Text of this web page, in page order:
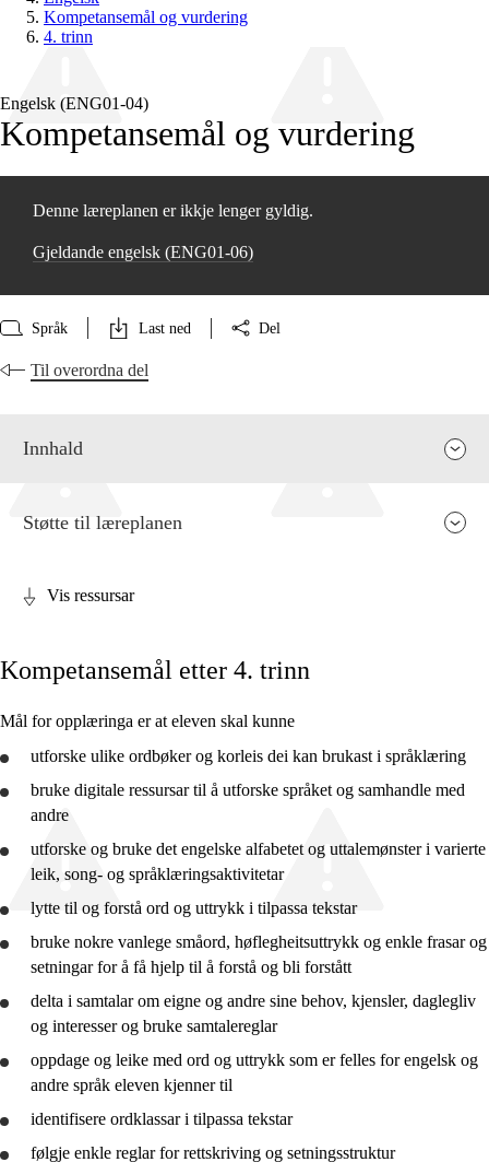
Kompetansemål og vurdering
4. trinn
Engelsk (ENG01‑04)
Kompetansemål og vurdering
Denne læreplanen er ikkje lenger gyldig.
Gjeldande engelsk (ENG01‑06)
Språk Last ned Del
Til overordna del
Innhald
Kjerneelement
Tverrfaglege tema
Grunnleggjande ferdigheiter
2. trinn
4. trinn
7. trinn
10. trinn
Vg1 SF
Støtte til læreplanen
Vis ressursar
Kompetansemål etter 4. trinn
Mål for opplæringa er at eleven skal kunne
utforske ulike ordbøker og korleis dei kan brukast i språklæring
bruke digitale ressursar til å utforske språket og samhandle med
andre
utforske og bruke det engelske alfabetet og uttalemønster i varierte
leik, song- og språklæringsaktivitetar
lytte til og forstå ord og uttrykk i tilpassa tekstar
bruke nokre vanlege småord, høflegheitsuttrykk og enkle frasar og
setningar for å få hjelp til å forstå og bli forstått
delta i samtalar om eigne og andre sine behov, kjensler, daglegliv
og interesser og bruke samtalereglar
oppdage og leike med ord og uttrykk som er felles for engelsk og
andre språk eleven kjenner til
identifisere ordklassar i tilpassa tekstar
følgje enkle reglar for rettskriving og setningsstruktur